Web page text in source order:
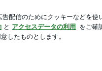
ャルブログ「含み笑い
新規登録